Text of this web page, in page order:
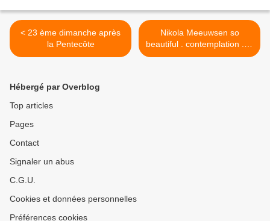
< 23 ème dimanche après
la Pentecôte
Nikola Meeuwsen so
beautiful . contemplation . la
Haye >
Hébergé par Overblog
Top articles
Pages
Contact
Signaler un abus
C.G.U.
Cookies et données personnelles
Préférences cookies